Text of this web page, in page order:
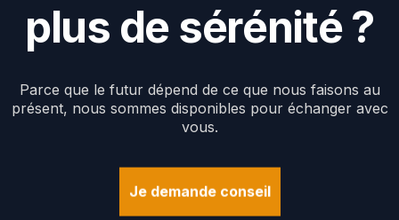
plus de sérénité?
Parce que le futur dépend de ce que nous faisons au
présent, nous sommes disponibles pour échanger avec
vous.
Je demande conseil